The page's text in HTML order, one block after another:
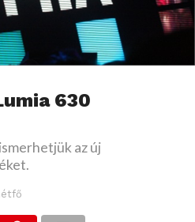
630
az új